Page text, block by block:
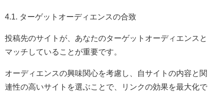
4.1. ターゲットオーディエンスの合致
投稿先のサイトが、あなたのターゲットオーディエンスと
マッチしていることが重要です。
オーディエンスの興味関心を考慮し、自サイトの内容と関
連性の高いサイトを選ぶことで、リンクの効果を最大化で